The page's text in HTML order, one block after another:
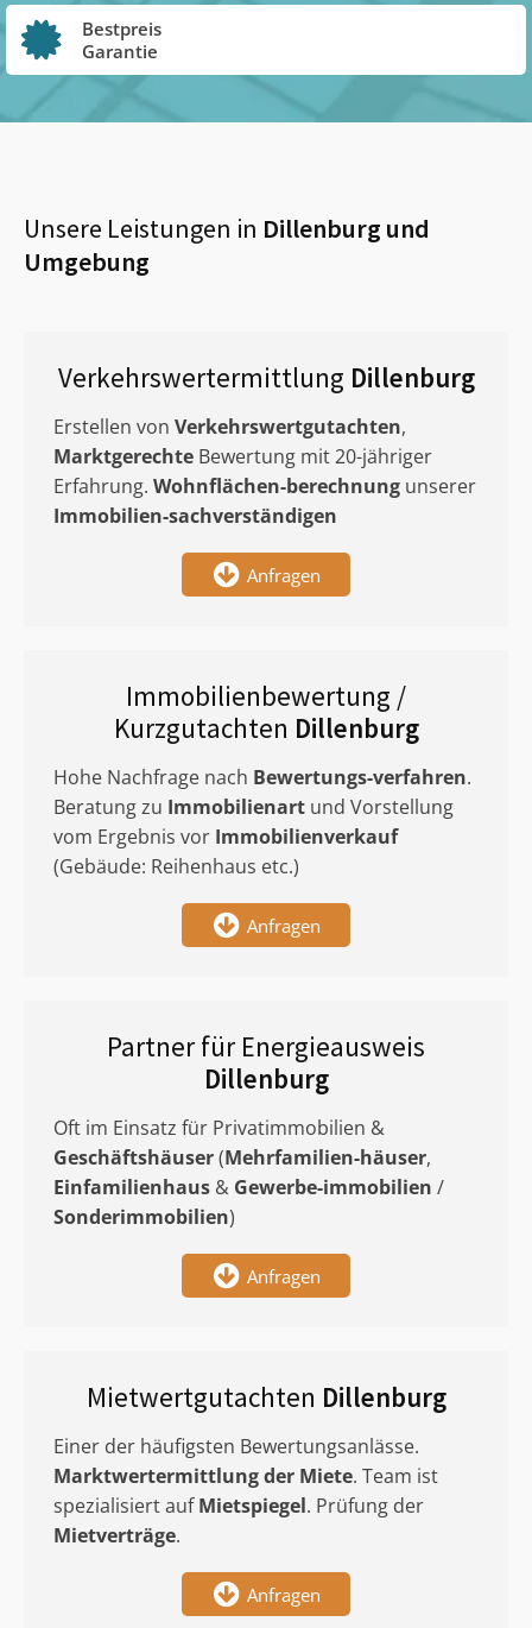
Bestpreis
Garantie
Unsere Leistungen in Dillenburg und
Umgebung
Verkehrswertermittlung Dillenburg
Erstellen von Verkehrswertgutachten,
Marktgerechte Bewertung mit 20-jähriger
Erfahrung. Wohnflächen-berechnung unserer
Immobilien-sachverständigen
Anfragen
Immobilienbewertung /
Kurzgutachten Dillenburg
Hohe Nachfrage nach Bewertungs-verfahren.
Beratung zu Immobilienart und Vorstellung
vom Ergebnis vor Immobilienverkauf
(Gebäude: Reihenhaus etc.)
Anfragen
Partner für Energieausweis
Dillenburg
Oft im Einsatz für Privatimmobilien &
Geschäftshäuser(Mehrfamilien-häuser,
Einfamilienhaus & Gewerbe-immobilien /
Sonderimmobilien)
Anfragen
Mietwertgutachten Dillenburg
Einer der häufigsten Bewertungsanlässe.
Marktwertermittlungder Miete. Team ist
spezialisiert aufMietspiegel. Prüfung der
Mietverträge.
Anfragen